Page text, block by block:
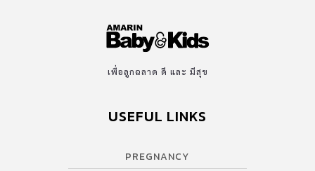
เพื่อลูกฉลาด ดี และ มีสุข
USEFUL LINKS
PREGNANCY